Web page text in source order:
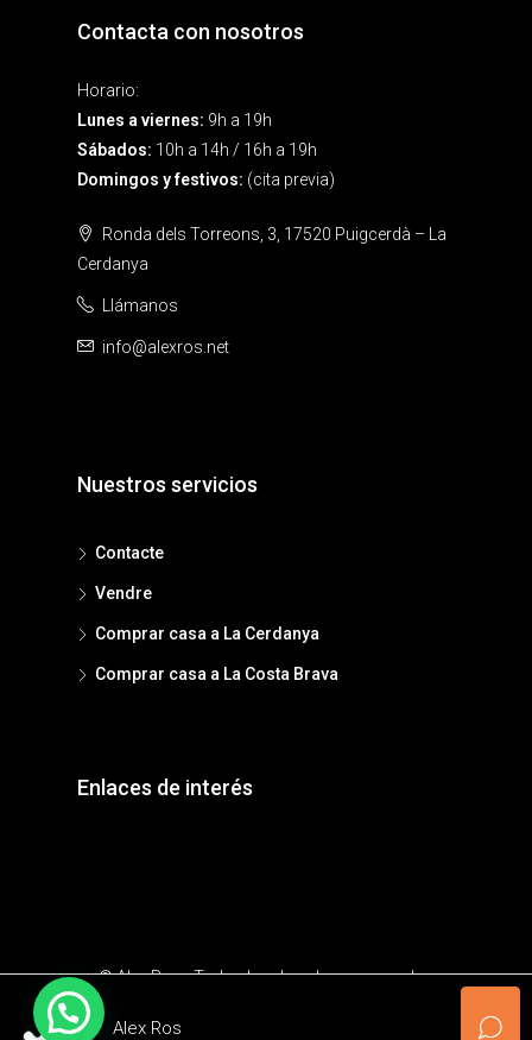
Contacta con nosotros
Horario:
Lunes a viernes: 9h a 19h
Sábados: 10h a 14h / 16h a 19h
Domingos y festivos: (cita previa)
Ronda dels Torreons, 3, 17520 Puigcerdà – La
Cerdanya
Llámanos
info@alexros.net
Nuestros servicios
Contacte
Vendre
Comprar casa a La Cerdanya
Comprar casa a La Costa Brava
Enlaces de interés
© Alex Ros - Todos los derechos reservados
Alex Ros